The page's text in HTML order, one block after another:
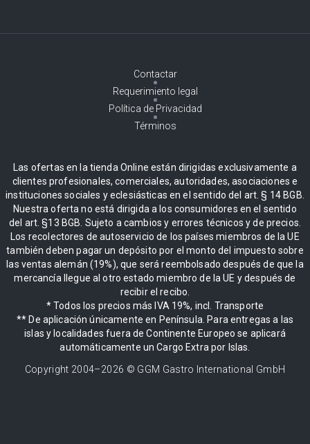
Contactar
Requerimiento legal
Política de Privacidad
Términos
Las ofertas en la tienda Online están dirigidas exclusivamente a
clientes profesionales, comerciales, autoridades, asociaciones e
instituciones sociales y eclesiásticas en el sentido del art. § 14 BGB.
Nuestra oferta no está dirigida a los consumidores en el sentido
del art. §13 BGB. Sujeto a cambios y errores técnicos y de precios.
Los recolectores de autoservicio de los países miembros de la UE
también deben pagar un depósito por el monto del impuesto sobre
las ventas alemán (19%), que será reembolsado después de que la
mercancía llegue al otro estado miembro de la UE y después de
recibir el recibo.
* Todos los precios más IVA 19%, incl. Transporte
** De aplicación únicamente en Península. Para entregas a las
islas y localidades fuera de Continente Europeo se aplicará
automáticamente un Cargo Extra por Islas.
Copyright 2004–2026 © GGM Gastro International GmbH